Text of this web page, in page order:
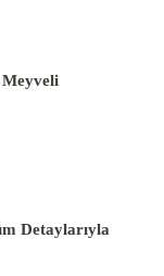
Meyveli
Detaylarıyla